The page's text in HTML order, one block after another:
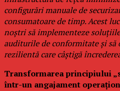
configurări manuale de
consumatoare de timp. Acest
noștri să implementeze
auditurile de conformitate și să
rezilientă care câștigă
Transformarea principiului
într-un angajament